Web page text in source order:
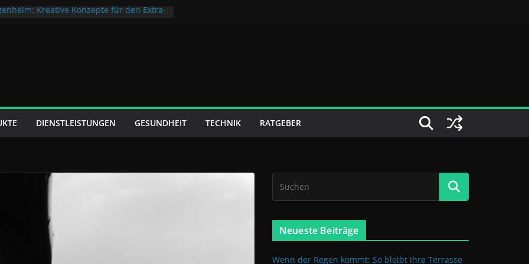
Kreative Konzepte für den Extra-
Touristen und Geschäftsleute
DIENSTLEISTUNGEN GESUNDHEIT TECHNIK RATGEBER
Neueste Beiträge
Wenn der Regen kommt: So bleibt Ihre Terrasse